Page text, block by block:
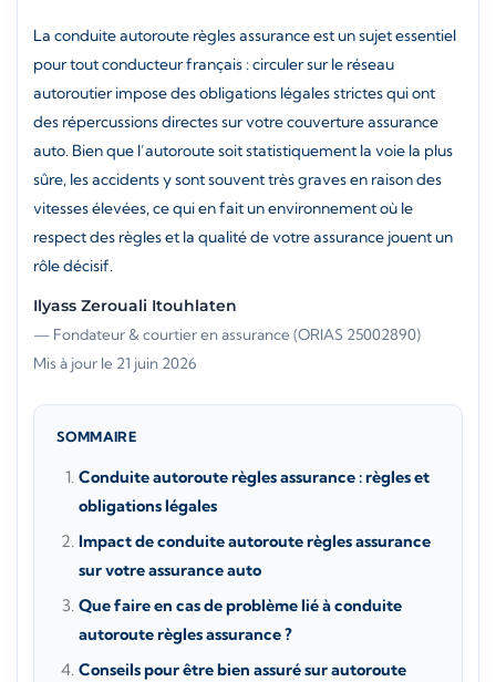
La conduite autoroute règles assurance est un sujet essentiel
pour tout conducteur français : circuler sur le réseau
autoroutier impose des obligations légales strictes qui ont
des répercussions directes sur votre couverture assurance
auto. Bien que l’autoroute soit statistiquement la voie la plus
sûre, les accidents y sont souvent très graves en raison des
vitesses élevées, ce qui en fait un environnement où le
respect des règles et la qualité de votre assurance jouent un
rôle décisif.
Ilyass Zerouali Itouhlaten
— Fondateur & courtier en assurance (ORIAS 25002890)·
Mis à jour le 21 juin 2026
SOMMAIRE
Conduite autoroute règles assurance : règles et
obligations légales
Impact de conduite autoroute règles assurance
sur votre assurance auto
Que faire en cas de problème lié à conduite
autoroute règles assurance ?
Conseils pour être bien assuré sur autoroute